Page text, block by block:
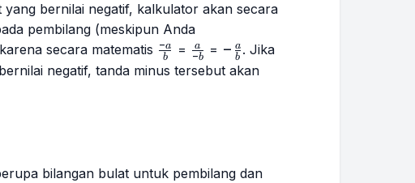
bernilai negatif, kalkulator akan secara
pembilang (meskipun Anda
secara matematis \frac{-
a}{b}
b
−a = \frac{a}
{-b}
−b
a = -
\frac{a}
− b
a . Jika
negatif, tanda minus tersebut akan
bilangan bulat untuk pembilang dan